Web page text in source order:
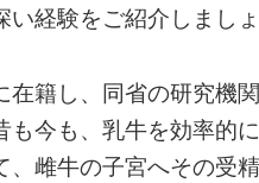
経験をご紹介しましょ
在籍し、同省の研究機
も今も、乳牛を効率的
、雌牛の子宮へその受